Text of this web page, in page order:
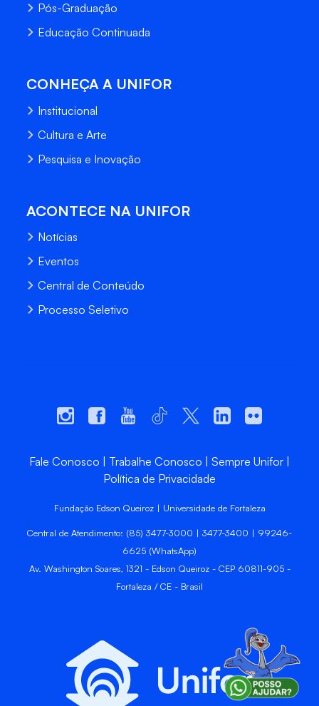
Pós-Graduação
Educação Continuada
CONHEÇA A UNIFOR
Institucional
Cultura e Arte
Pesquisa e Inovação
ACONTECE NA UNIFOR
Notícias
Eventos
Central de Conteúdo
Processo Seletivo
Fale Conosco Trabalhe Conosco
Sempre Unifor
Política de Privacidade
Fundação Edson Queiroz | Universidade de Fortaleza
Central de Atendimento: (85) 3477-3000 | 3477-3400 | 99246-
6625 (WhatsApp)
Av. Washington Soares, 1321 - Edson Queiroz - CEP 60811-905 -
Fortaleza / CE - Brasil